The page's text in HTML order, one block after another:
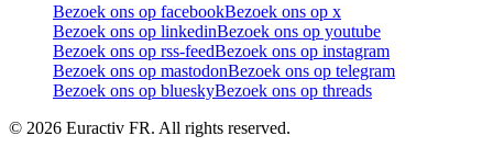
Bezoek ons op facebookBezoek ons op x
Bezoek ons op linkedinBezoek ons op youtube
Bezoek ons op rss-feedBezoek ons op instagram
Bezoek ons op mastodonBezoek ons op telegram
Bezoek ons op blueskyBezoek ons op threads
© 2026 Euractiv FR. All rights reserved.